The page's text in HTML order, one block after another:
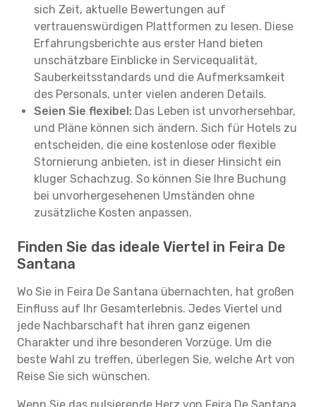
sich Zeit, aktuelle Bewertungen auf
vertrauenswürdigen Plattformen zu lesen. Diese
Erfahrungsberichte aus erster Hand bieten
unschätzbare Einblicke in Servicequalität,
Sauberkeitsstandards und die Aufmerksamkeit
des Personals, unter vielen anderen Details.
Seien Sie flexibel: Das Leben ist unvorhersehbar,
und Pläne können sich ändern. Sich für Hotels zu
entscheiden, die eine kostenlose oder flexible
Stornierung anbieten, ist in dieser Hinsicht ein
kluger Schachzug. So können Sie Ihre Buchung
bei unvorhergesehenen Umständen ohne
zusätzliche Kosten anpassen.
Finden Sie das ideale Viertel in Feira De
Santana
Wo Sie in Feira De Santana übernachten, hat großen
Einfluss auf Ihr Gesamterlebnis. Jedes Viertel und
jede Nachbarschaft hat ihren ganz eigenen
Charakter und ihre besonderen Vorzüge. Um die
beste Wahl zu treffen, überlegen Sie, welche Art von
Reise Sie sich wünschen.